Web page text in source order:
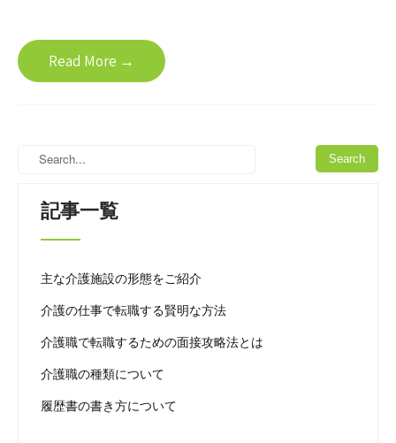
Read More →
記事一覧
主な介護施設の形態をご紹介
介護の仕事で転職する賢明な方法
介護職で転職するための面接攻略法とは
介護職の種類について
履歴書の書き方について